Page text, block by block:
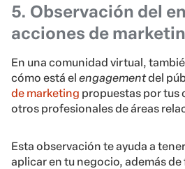
5. Observación del
acciones de
En una comunidad virtual,
cómo está el engagementdel
de marketing propuestas por tus
otros profesionales de áreas
Esta observación te ayuda a
aplicar en tu negocio, además